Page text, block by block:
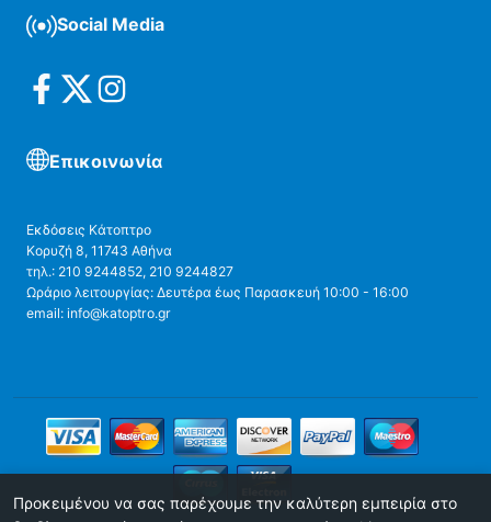
Social Media
Επικοινωνία
Εκδόσεις Κάτοπτρο
Κορυζή 8, 11743 Αθήνα
τηλ.: 210 9244852, 210 9244827
Ωράριο λειτουργίας: Δευτέρα έως Παρασκευή 10:00 - 16:00
email: info@katoptro.gr
Προκειμένου να σας παρέχουμε την καλύτερη εμπειρία στο